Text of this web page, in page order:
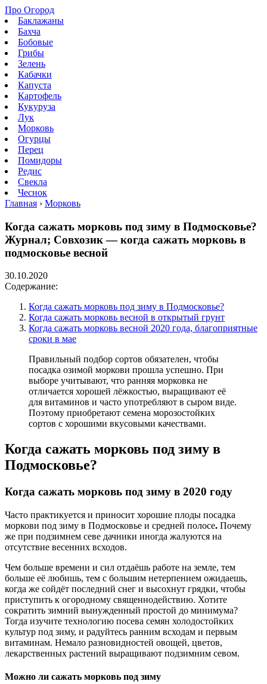
Про Огород
Баклажаны
Бахча
Бобовые
Грибы
Зелень
Кабачки
Капуста
Картофель
Кукуруза
Лук
Морковь
Огурцы
Перец
Помидоры
Редис
Свекла
Чеснок
Главная › Морковь
Когда сажать морковь под зиму в Подмосковье?
Журнал; Совхозик — когда сажать морковь в
подмосковье весной
30.10.2020
Содержание:
Когда сажать морковь под зиму в Подмосковье?
Когда сажать морковь весной в открытый грунт
Когда сажать морковь весной 2020 года, благоприятные
сроки в мае
Правильный подбор сортов обязателен, чтобы
посадка озимой моркови прошла успешно. При
выборе учитывают, что ранняя морковка не
отличается хорошей лёжкостью, выращивают её
для витаминов и часто употребляют в сыром виде.
Поэтому приобретают семена морозостойких
сортов с хорошими вкусовыми качествами.
Когда сажать морковь под зиму в
Подмосковье?
Когда сажать морковь под зиму в 2020 году
Часто практикуется и приносит хорошие плоды посадка
моркови под зиму в Подмосковье и средней полосе. Почему
же при подзимнем севе дачники иногда жалуются на
отсутствие весенних всходов.
Чем больше времени и сил отдаёшь работе на земле, тем
больше её любишь, тем с большим нетерпением ожидаешь,
когда же сойдёт последний снег и высохнут грядки, чтобы
приступить к огородному священнодействию. Хотите
сократить зимний вынужденный простой до минимума?
Тогда изучите технологию посева семян холодостойких
культур под зиму, и радуйтесь ранним всходам и первым
витаминам. Немало разновидностей овощей, цветов,
лекарственных растений выращивают подзимним севом.
Можно ли сажать морковь под зиму